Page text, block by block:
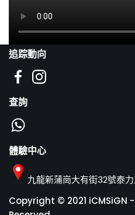
追踪動向
查詢
體驗中心
九龍新蒲崗大有街32號泰
Copyright © 2021 iCMSiGN -